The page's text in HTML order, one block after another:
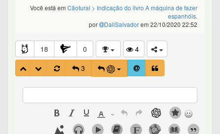
Você está em Cãotural > Indicação do livro A máquina de fazer
espanhóis.
por
DaliSalvadorem 22/10/2020 22:52
18 0
4
3